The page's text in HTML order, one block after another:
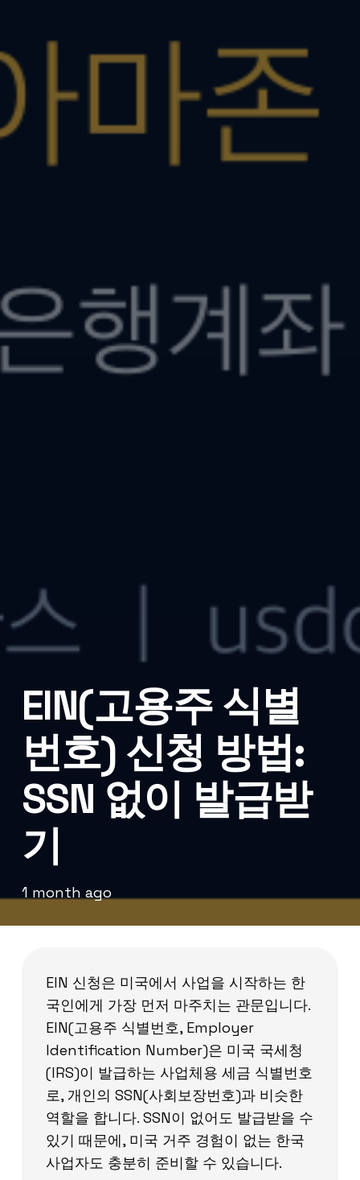
EIN(고용주 식별
번호) 신청 방법:
SSN 없이 발급받
기
1 month ago
EIN 신청은 미국에서 사업을 시작하는 한
국인에게 가장 먼저 마주치는 관문입니다.
EIN(고용주 식별번호, Employer
Identification Number)은 미국 국세청
(IRS)이 발급하는 사업체용 세금 식별번호
로, 개인의 SSN(사회보장번호)과 비슷한
역할을 합니다. SSN이 없어도 발급받을 수
있기 때문에, 미국 거주 경험이 없는 한국
사업자도 충분히 준비할 수 있습니다.